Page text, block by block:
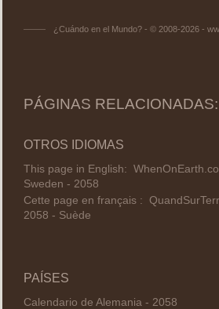
¿Cuándo en el Mundo? - © 2008-2026 -
PÁGINAS RELACIONADAS:
OTROS IDIOMAS
This page in English:
Sweden - 2058
Cette page en français :
2058 - Suède
PAÍSES
Calendario de Alemania - 2058